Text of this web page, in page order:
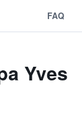
FAQ
Yves